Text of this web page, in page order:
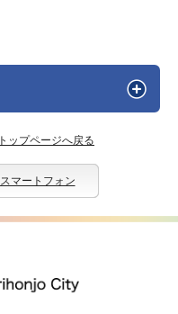
トップページへ戻る
スマートフォン